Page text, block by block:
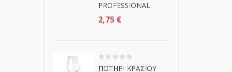
PROFESSIONAL
2,75 €
ΠΟΤΗΡΙ ΚΡΑΣΙΟΥ